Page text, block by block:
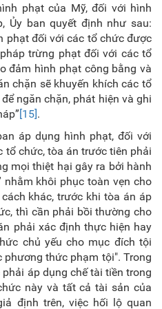
phạt của Mỹ, đối với hình
Ủy ban quyết định như sau:
phạt đối với các tổ chức được
trừng phạt đối với các tổ
đảm hình phạt công bằng và
chặn sẽ khuyến khích các tổ
ngăn chặn, phát hiện và ghi
[15].
áp dụng hình phạt, đối với
tổ chức, tòa án trước tiên phải
mọi thiệt hại gây ra bởi hành
khôi phục toàn vẹn cho
cách khác, trước khi tòa án áp
thì cần phải bồi thường cho
phải xác định thực hiện hay
chủ yếu cho mục đích tội
phương thức phạm tội". Trong
áp dụng chế tài tiền trong
này và tất cả tài sản của
định trên, việc hối lộ quan